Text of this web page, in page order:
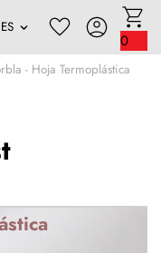
0
- Hoja Termoplástica